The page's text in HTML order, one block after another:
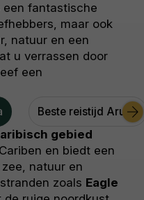
een fantastische
maar ook
natuur en een
u verrassen door
een
Beste reistijd Aruba
gebied
en biedt een
natuur en
zoals Eagle